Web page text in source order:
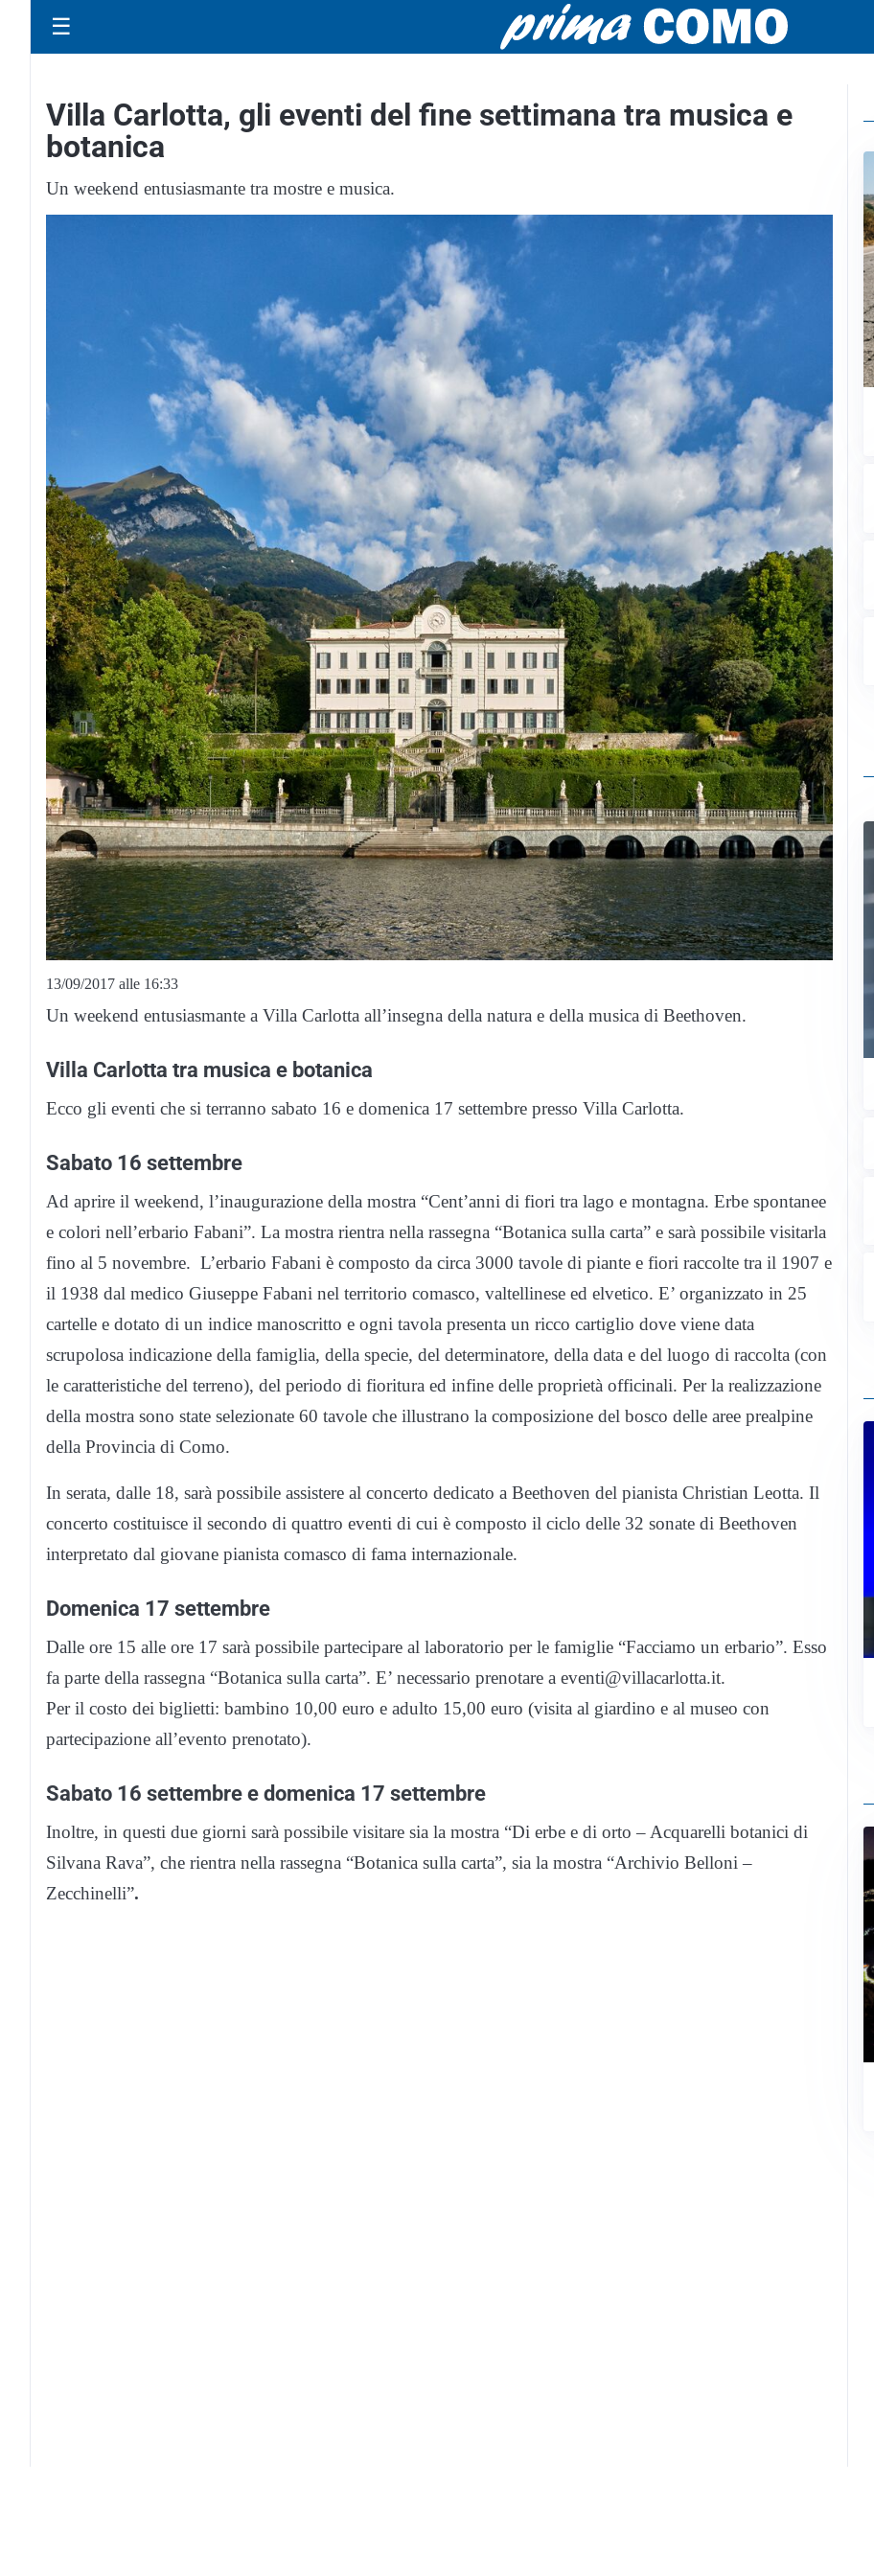
☰
Villa Carlotta, gli eventi del fine settimana tra musica e
botanica
Un weekend entusiasmante tra mostre e musica.
13/09/2017 alle 16:33
Un weekend entusiasmante a Villa Carlotta all’insegna della natura e della musica di Beethoven.
Villa Carlotta tra musica e botanica
Ecco gli eventi che si terranno sabato 16 e domenica 17 settembre presso Villa Carlotta.
Sabato 16 settembre
Ad aprire il weekend, l’inaugurazione della mostra “Cent’anni di fiori tra lago e montagna. Erbe spontanee
e colori nell’erbario Fabani”. La mostra rientra nella rassegna “Botanica sulla carta” e sarà possibile visitarla
fino al 5 novembre. L’erbario Fabani è composto da circa 3000 tavole di piante e fiori raccolte tra il 1907 e
il 1938 dal medico Giuseppe Fabani nel territorio comasco, valtellinese ed elvetico. E’ organizzato in 25
cartelle e dotato di un indice manoscritto e ogni tavola presenta un ricco cartiglio dove viene data
scrupolosa indicazione della famiglia, della specie, del determinatore, della data e del luogo di raccolta (con
le caratteristiche del terreno), del periodo di fioritura ed infine delle proprietà officinali. Per la realizzazione
della mostra sono state selezionate 60 tavole che illustrano la composizione del bosco delle aree prealpine
della Provincia di Como.
In serata, dalle 18, sarà possibile assistere al concerto dedicato a Beethoven del pianista Christian Leotta. Il
concerto costituisce il secondo di quattro eventi di cui è composto il ciclo delle 32 sonate di Beethoven
interpretato dal giovane pianista comasco di fama internazionale.
Domenica 17 settembre
Dalle ore 15 alle ore 17 sarà possibile partecipare al laboratorio per le famiglie “Facciamo un erbario”. Esso
fa parte della rassegna “Botanica sulla carta”. E’ necessario prenotare a eventi@villacarlotta.it.
Per il costo dei biglietti: bambino 10,00 euro e adulto 15,00 euro (visita al giardino e al museo con
partecipazione all’evento prenotato).
Sabato 16 settembre e domenica 17 settembre
Inoltre, in questi due giorni sarà possibile visitare sia la mostra “Di erbe e di orto – Acquarelli botanici di
Silvana Rava”, che rientra nella rassegna “Botanica sulla carta”, sia la mostra “Archivio Belloni –
Zecchinelli”.